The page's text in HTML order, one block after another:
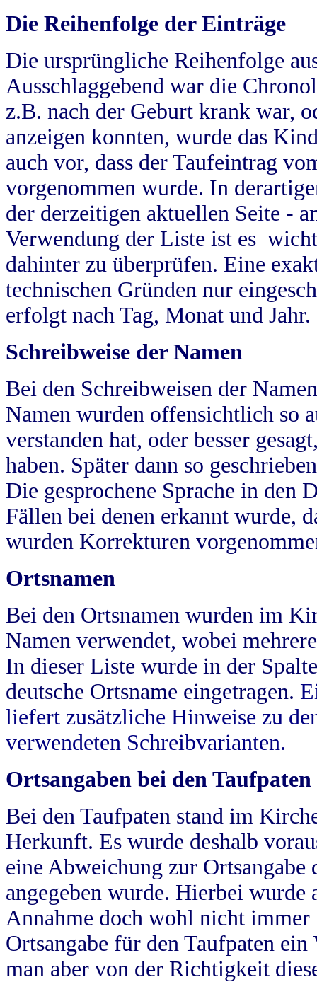
Die Reihenfolge der Einträge
Die ursprüngliche Reihenfolge
Ausschlaggebend war die
z.B. nach der Geburt krank war,
anzeigen konnten, wurde das
auch vor, dass der Taufeintrag
vorgenommen wurde. In
der derzeitigen aktuellen Seite -
Verwendung der Liste ist es
dahinter zu überprüfen. Eine
technischen Gründen nur
erfolgt nach Tag, Monat und Jahr.
Schreibweise der Namen
Bei den Schreibweisen der
Namen wurden offensichtlich so
verstanden hat, oder besser
haben. Später dann so
Die gesprochene Sprache in
Fällen bei denen erkannt wurde,
wurden Korrekturen
Ortsnamen
Bei den Ortsnamen wurden im
Namen verwendet, wobei
In dieser Liste wurde in der
deutsche Ortsname eingetragen.
liefert zusätzliche Hinweise zu
verwendeten Schreibvarianten.
Ortsangaben bei den Taufpaten
Bei den Taufpaten stand im
Herkunft. Es wurde deshalb
eine Abweichung zur
angegeben wurde. Hierbei wurde
Annahme doch wohl nicht
Ortsangabe für den Taufpaten
man aber von der Richtigkeit